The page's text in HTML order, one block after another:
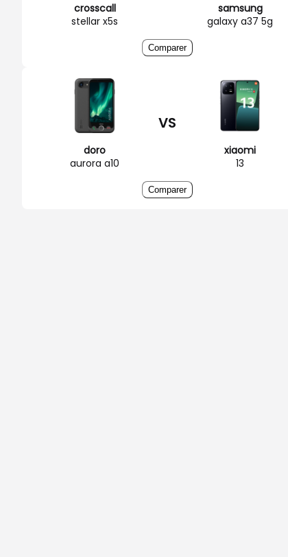
crosscall
stellar x5s
samsung
galaxy a37 5g
Comparer
doro
aurora a10
VS
xiaomi
13
Comparer